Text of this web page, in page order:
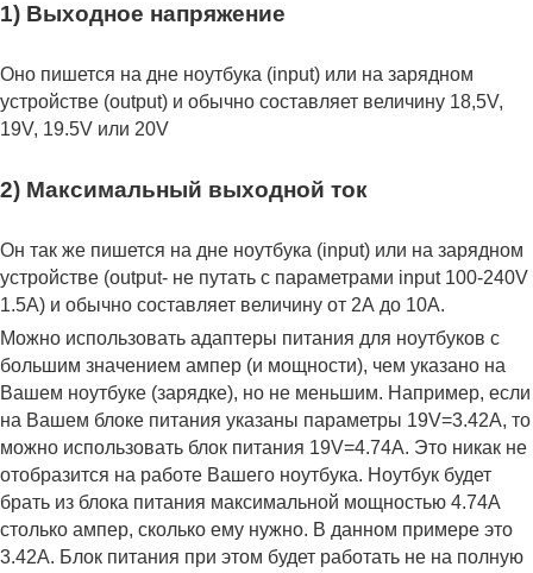
1) Выходное напряжение
Оно пишется на дне ноутбука (input) или на зарядном
устройстве (output) и обычно составляет величину 18,5V,
19V, 19.5V или 20V
2) Максимальный выходной ток
Он так же пишется на дне ноутбука (input) или на зарядном
устройстве (output- не путать с параметрами input 100-240V
1.5A) и обычно составляет величину от 2А до 10A.
Можно использовать адаптеры питания для ноутбуков с
большим значением ампер (и мощности), чем указано на
Вашем ноутбуке (зарядке), но не меньшим. Например, если
на Вашем блоке питания указаны параметры 19V=3.42A, то
можно использовать блок питания 19V=4.74A. Это никак не
отобразится на работе Вашего ноутбука. Ноутбук будет
брать из блока питания максимальной мощностью 4.74А
столько ампер, сколько ему нужно. В данном примере это
3.42А. Блок питания при этом будет работать не на полную